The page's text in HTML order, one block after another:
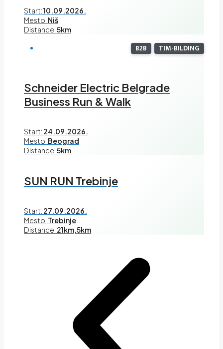
Start:10.09.2026.
Mesto: Niš
Distance:5km
B2B TIM-BILDING
Schneider Electric Belgrade
Business Run & Walk
Start: 24.09.2026.
Mesto: Beograd
Distance:5km
SUN RUN Trebinje
Start: 27.09.2026.
Mesto: Trebinje
Distance: 21km,5km